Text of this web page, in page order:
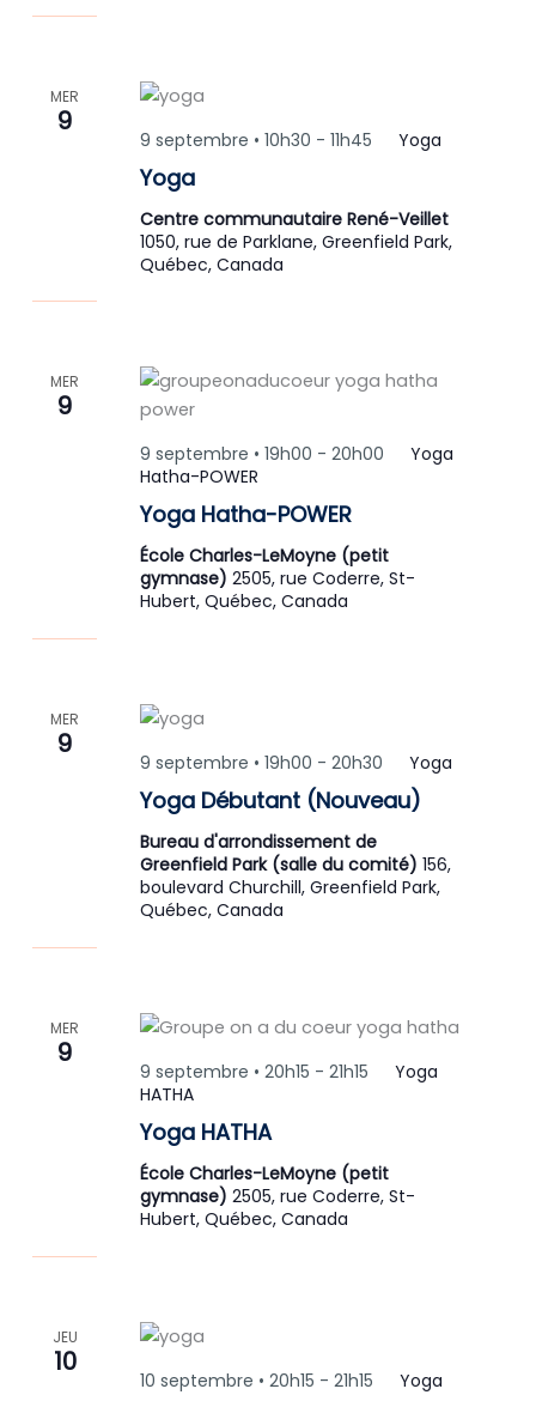
MER
9
Yoga
9 septembre • 10h30 - 11h45 Yoga
Centre communautaire René-Veillet
1050, rue de Parklane, Greenfield Park,
Québec, Canada
MER
9
Yoga Hatha-POWER
9 septembre • 19h00 - 20h00
Yoga
Hatha-POWER
École Charles-LeMoyne (petit
gymnase) 2505, rue Coderre, St-
Hubert, Québec, Canada
MER
9
Yoga Débutant (Nouveau)
9 septembre • 19h00 - 20h30 Yoga
Bureau d'arrondissement de
Greenfield Park (salle du comité) 156,
boulevard Churchill, Greenfield Park,
Québec, Canada
MER
9
Yoga HATHA
9 septembre • 20h15 - 21h15
Yoga
HATHA
École Charles-LeMoyne (petit
gymnase) 2505, rue Coderre, St-
Hubert, Québec, Canada
JEU
10
10 septembre • 20h15 - 21h15 Yoga